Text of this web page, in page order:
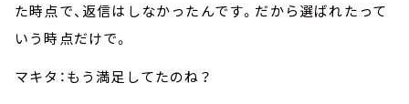
た時点で、返信はしなかったんです。だから選ばれたって
いう時点だけで。
マキタ：もう満足してたのね？